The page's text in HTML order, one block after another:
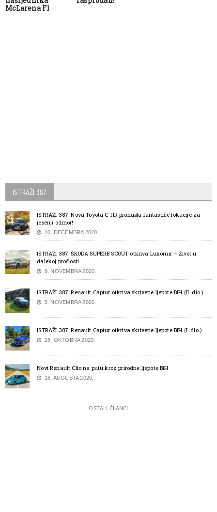
McLarena F1
ISTRAŽI 387
ISTRAŽI 387: Nova Toyota C-HR pronašla fantastiče lokacije za
jesenji odmor!
10. DECEMBRA 2020.
ISTRAŽI 387: ŠKODA SUPERB SCOUT otkriva Lukomir – Život u
dalekoj prošlosti
9. NOVEMBRA 2020.
ISTRAŽI 387: Renault Captur otkriva skrivene ljepote BiH (II. dio.)
5. NOVEMBRA 2020.
ISTRAŽI 387: Renault Captur otkriva skrivene ljepote BiH (I. dio.)
28. OKTOBRA 2020.
Novi Renault Clio na putu kroz prirodne ljepote BiH
18. AUGUSTA 2020.
OSTALI ČLANCI